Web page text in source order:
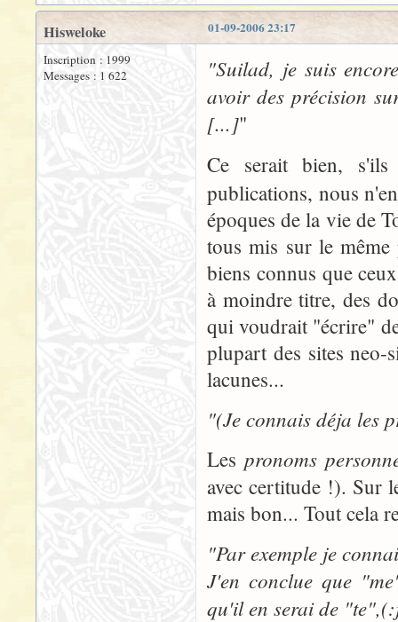
01-09-2006 23:17
Hisweloke
Inscription : 1999
Messages : 1 622
"Suilad, je suis
avoir des précision
[...]"
Ce serait bien,
publications, nous
époques de la vie de
tous mis sur le
biens connus que
à moindre titre, des
qui voudrait "écrire"
plupart des sites
lacunes...
"(Je connais déja les
Les pronoms
avec certitude !). Sur
mais bon... Tout cela
"Par exemple je
J'en conclue que
qu'il en serai de